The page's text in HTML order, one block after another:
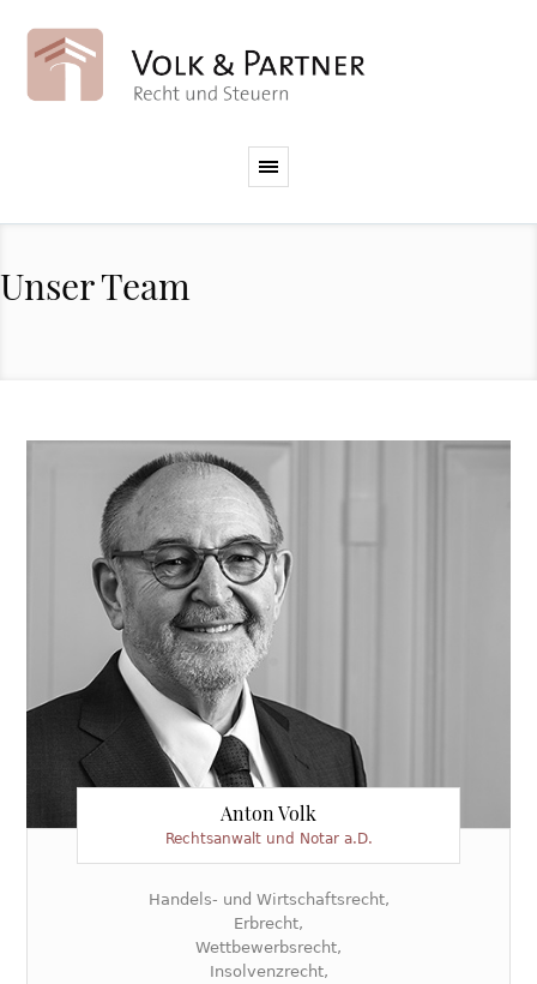
Unser Team
Anton Volk
Rechtsanwalt und Notar a.D.
Handels- und Wirtschaftsrecht,
Erbrecht,
Wettbewerbsrecht,
Insolvenzrecht,